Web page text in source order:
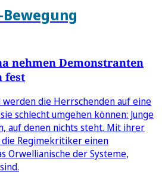
nehmen Demonstranten
fest
werden die Herrschenden auf eine
schlecht umgehen können: Junge
auf denen nichts steht. Mit ihrer
die Regimekritiker einen
Orwellianische der Systeme,